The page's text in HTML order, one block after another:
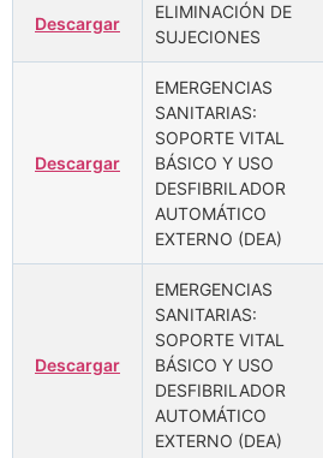
Descargar
ELIMINACIÓN DE
SUJECIONES
Descargar
EMERGENCIAS
SANITARIAS:
SOPORTE VITAL
BÁSICO Y USO
DESFIBRILADOR
AUTOMÁTICO
EXTERNO (DEA)
Descargar
EMERGENCIAS
SANITARIAS:
SOPORTE VITAL
BÁSICO Y USO
DESFIBRILADOR
AUTOMÁTICO
EXTERNO (DEA)